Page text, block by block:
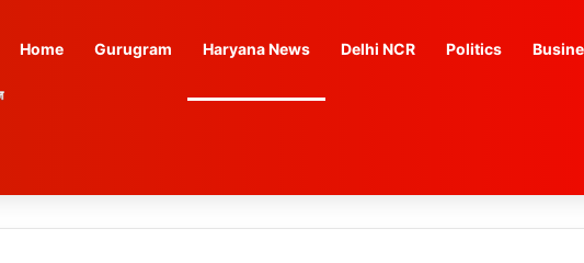
Home Gurugram Haryana News Delhi NCR Politics